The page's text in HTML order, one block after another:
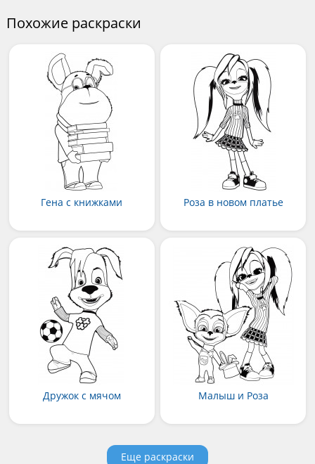
Похожие раскраски
Гена с книжками Роза в новом платье
Дружок с мячом Малыш и Роза
Еще раскраски